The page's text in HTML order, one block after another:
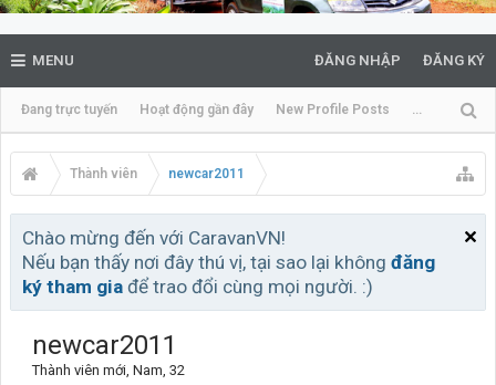
MENU
Đang trực tuyến Hoạt động gần đây New Profile Posts ...
ĐĂNG NHẬP ĐĂNG KÝ
Thành viên newcar2011
Chào mừng đến với CaravanVN!
Nếu bạn thấy nơi đây thú vị, tại sao lại không đăng
ký tham gia để trao đổi cùng mọi người. :)
newcar2011
Thành viên mới , Nam, 32